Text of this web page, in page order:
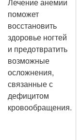
поможет
восстановить
здоровье ногтей
и предотвратить
возможные
осложнения,
связанные с
дефицитом
кровообращения.